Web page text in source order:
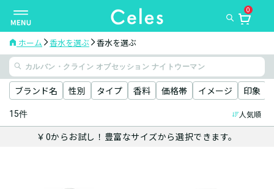
ナ
ビ
ゲ
ー
シ
ョ
ン
を
0
ホーム 香水を選ぶ 香水を選ぶ
ブランド名 性別 タイプ 香料 価格帯 イメージ 印象
15件 人気順
￥0からお試し！豊富なサイズから選択できます。